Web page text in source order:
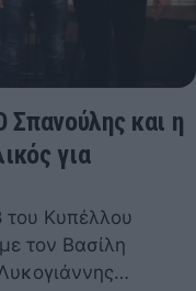
και η
για
του Κυπέλλου
τον Βασίλη